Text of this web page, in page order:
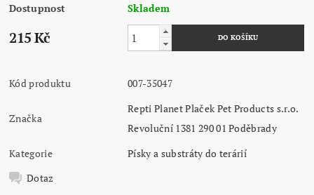
Dostupnost Skladem
215 Kč
Kód produktu 007-35047
Značka
Repti Planet Plaček Pet Products s.r.o.
Revoluční 1381 290 01 Poděbrady
Kategorie
Písky a substráty do terárií
Dotaz